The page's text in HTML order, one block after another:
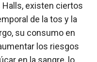
Halls, existen ciertos
de la tos y la
su consumo en
los riesgos
en la sangre, lo